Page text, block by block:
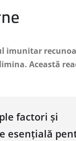
imunitar
Această
factori și
esențială